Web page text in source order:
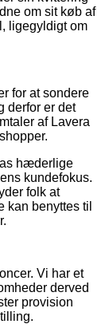
om sit køb af
ligegyldigt om
for at sondere
derfor er det
af Lavera
hæderlige
kundefokus.
folk at
kan benyttes til
Vi har et
derved
provision